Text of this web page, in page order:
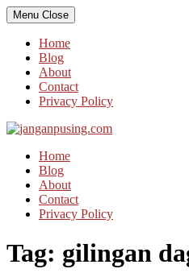
Skip
to
content
Menu Close
Home
Blog
About
Contact
Privacy Policy
Home
Blog
About
Contact
Privacy Policy
Tag: gilingan